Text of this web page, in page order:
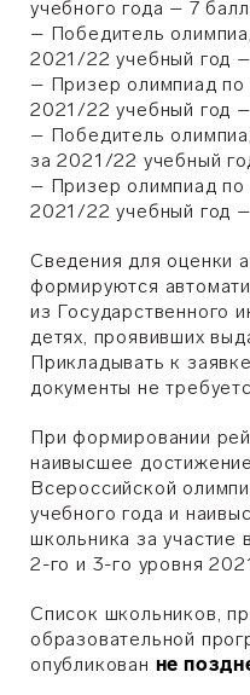
учебного года – 7
– Победитель
2021/22 учебный год
– Призер олимпиад по
2021/22 учебный год
– Победитель
за 2021/22 учебный
– Призер олимпиад по
2021/22 учебный год
Сведения для оценки
формируются
из Государственного
детях, проявивших
Прикладывать к
документы не
При формировании
наивысшее
Всероссийской
учебного года и
школьника за участие
2-го и 3-го уровня
Список школьников,
образовательной
опубликован не